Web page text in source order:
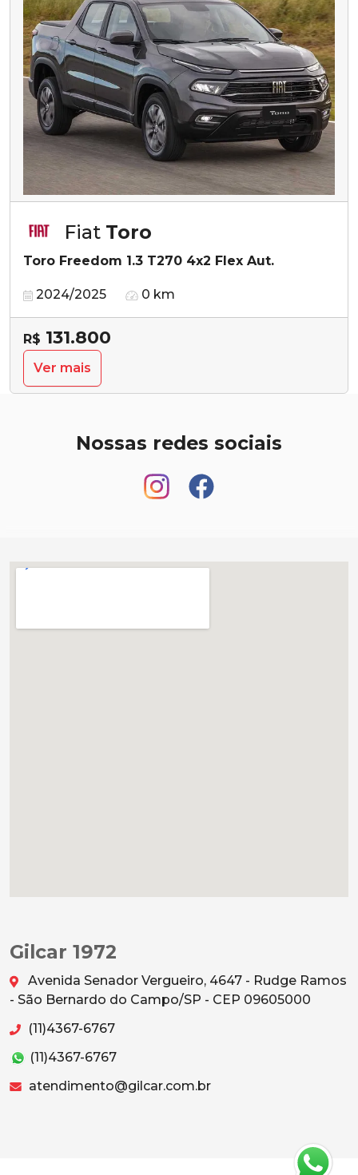
Fiat Toro
Toro Freedom 1.3 T270 4x2 Flex Aut.
2024/2025 0 km
R$ 131.800
Ver mais
Nossas redes sociais
Gilcar 1972
Avenida Senador Vergueiro, 4647 - Rudge Ramos
- São Bernardo do Campo/SP - CEP 09605000
(11)4367-6767
(11)4367-6767
atendimento@gilcar.com.br